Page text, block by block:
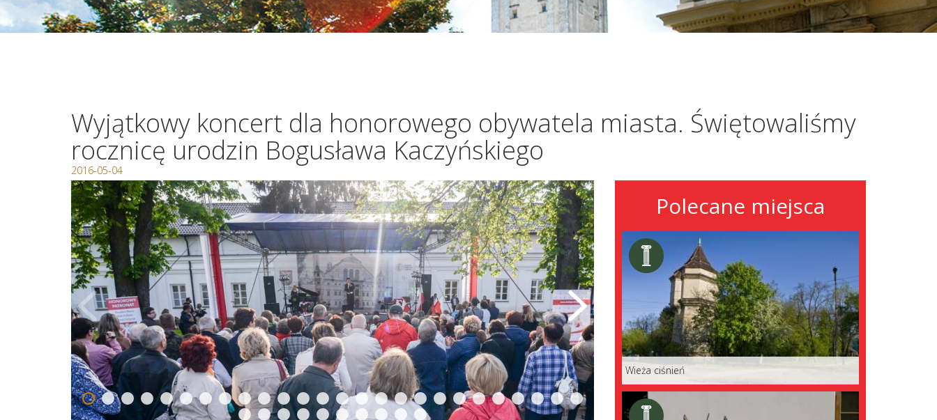
Wyjątkowy koncert dla honorowego obywatela miasta. Świętowaliśmy
rocznicę urodzin Bogusława Kaczyńskiego
2016-05-04
Polecane miejsca
Wieża ciśnień